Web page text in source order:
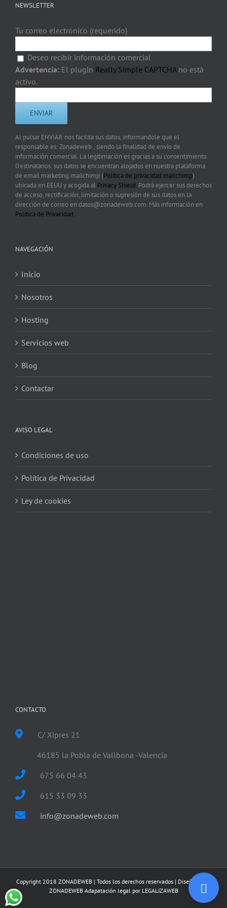
NEWSLETTER
Tu correo electrónico (requerido)
Deseo recibir información comercial
Advertencia: El plugin Really Simple CAPTCHAno está
activo.
Al pulsar ENVIAR nos facilita sus datos, informandole que el
responsable es: Zonadeweb., siendo la finalidad de envío de
información comercial. La legitimación es gracias a su consentimiento.
Destinatarios: sus datos se encuentran alojados en nuestra plataforma
de email marketing mailchimp (Política de privacidad mailchimp)
ubicada en EEUU y acogida al Privacy Shield. Podrá ejercer sus derechos
de acceso, rectificación, limitación o supresión de sus datos en la
dirección de correo en datos@zonadeweb.com. Más información en
Política de Privacidad.
NAVEGACIÓN
Inicio
Nosotros
Hosting
Servicios web
Blog
Contactar
AVISO LEGAL
Condiciones de uso
Política de Privacidad
Ley de cookies
CONTACTO
C/ Xipres 21
46185 la Pobla de Vallbona -Valencia
675 66 04 43
615 33 09 33
info@zonadeweb.com
Copyright 2018 ZONADEWEB | Todos los derechos reservados | Diseñado por
ZONADEWEBAdapatación legal por LEGALIZAWEB